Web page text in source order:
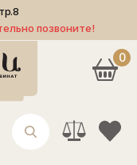
позвоните!
0